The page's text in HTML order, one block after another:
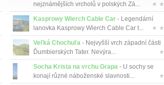
nejznámějších vrcholů v polských Zá...
★ ★
Kasprowy Wierch Cable Car- Legendární
lanovka Kasprowy Wierch Cable Car t...
★ ★
Veľká Chochuľa- Nejvyšší vrch západní části
Ďumbierských Tater. Nevýra...
★
Socha Krista na vrchu Grapa- U sochy se
konají různé náboženské slavnosti...
★